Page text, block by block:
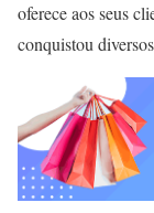
oferece aos seus
conquistou